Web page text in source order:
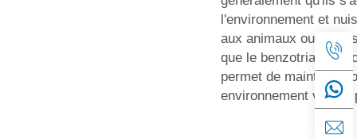
l'environnement et
aux animaux ou à
que le benzotriazole
permet de maintenir
environnement vert et